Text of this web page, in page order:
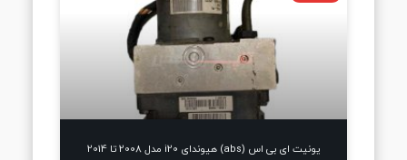
یونیت ای بی اس (abs) هیوندای i20 مدل 2008 تا 2014